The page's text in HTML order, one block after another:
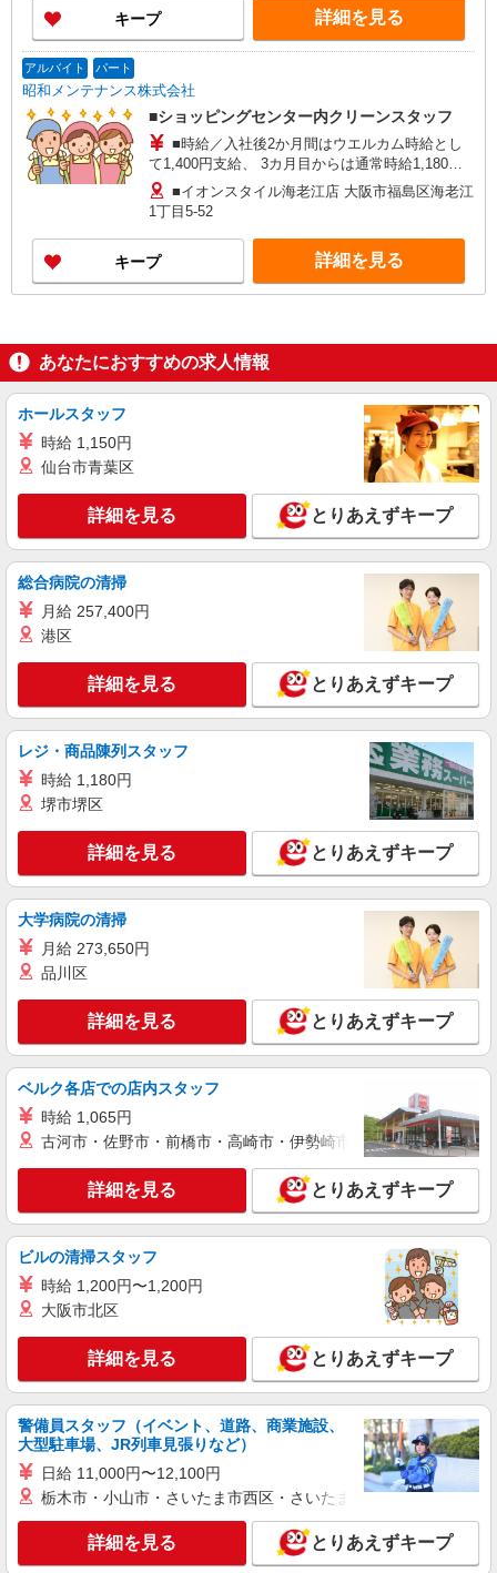
キープ 詳細を見る
アルバイト パート
昭和メンテナンス株式会社
■ショッピングセンター内クリーンスタッフ
■時給／入社後2か月間はウエルカム時給とし
て1,400円支給、 3カ月目からは通常時給1,180円
となります。
■イオンスタイル海老江店 大阪市福島区海老江
1丁目5-52
キープ 詳細を見る
あなたにおすすめの求人情報
ホールスタッフ
時給 1,150円
仙台市青葉区
詳細を見る とりあえずキープ
総合病院の清掃
月給 257,400円
港区
詳細を見る とりあえずキープ
レジ・商品陳列スタッフ
時給 1,180円
堺市堺区
詳細を見る とりあえずキープ
大学病院の清掃
月給 273,650円
品川区
詳細を見る とりあえずキープ
ベルク各店での店内スタッフ
時給 1,065円
古河市・佐野市・前橋市・高崎市・伊勢崎市・太田市・館林市
詳細を見る とりあえずキープ
ビルの清掃スタッフ
時給 1,200円〜1,200円
大阪市北区
詳細を見る とりあえずキープ
警備員スタッフ（イベント、道路、商業施設、
大型駐車場、JR列車見張りなど）
日給 11,000円〜12,100円
栃木市・小山市・さいたま市西区・さいたま市岩槻区・久喜市・
詳細を見る とりあえずキープ